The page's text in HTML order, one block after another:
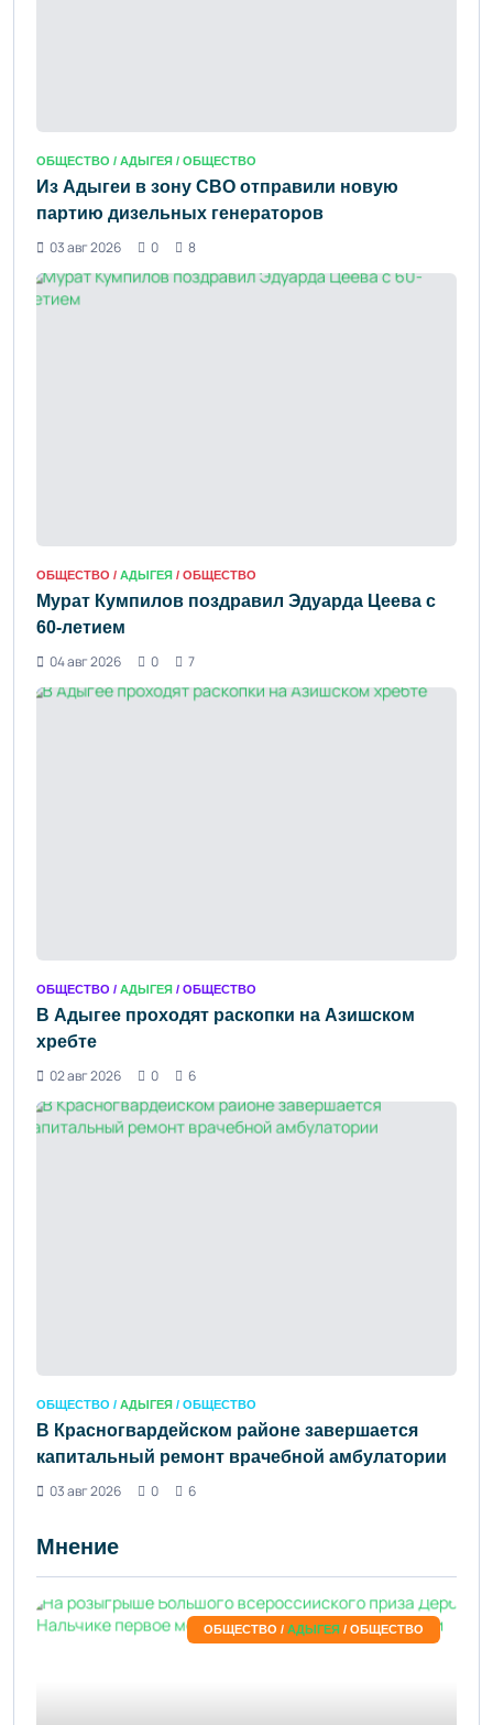
ОБЩЕСТВО / АДЫГЕЯ / ОБЩЕСТВО
Из Адыгеи в зону СВО отправили новую
партию дизельных генераторов
03 авг 2026
0 8
ОБЩЕСТВО / АДЫГЕЯ / ОБЩЕСТВО
Мурат Кумпилов поздравил Эдуарда Цеева с
60-летием
04 авг 2026
0 7
ОБЩЕСТВО / АДЫГЕЯ / ОБЩЕСТВО
В Адыгее проходят раскопки на Азишском
хребте
02 авг 2026
0 6
ОБЩЕСТВО / АДЫГЕЯ / ОБЩЕСТВО
В Красногвардейском районе завершается
капитальный ремонт врачебной амбулатории
03 авг 2026
0 6
Мнение
ОБЩЕСТВО / АДЫГЕЯ / ОБЩЕСТВО